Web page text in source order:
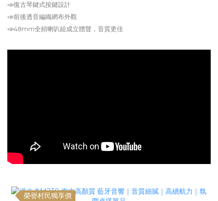
📣復古琴鍵式按鍵設計
📣前後透音編織網布外觀
📣48mm全頻喇叭組成立體聲，音質更佳
榮譽村民獨享價